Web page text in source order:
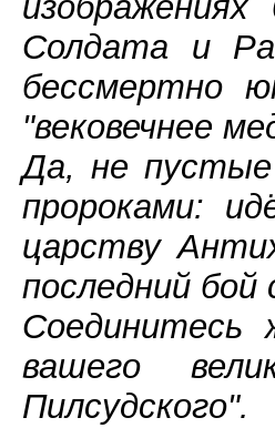
Солдата и
бессмертно
"вековечнее
Да, не
пророками:
царству
последний бой
Соединитесь
вашего
Пилсудского".